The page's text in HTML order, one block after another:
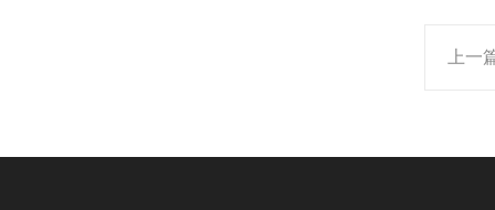
上一